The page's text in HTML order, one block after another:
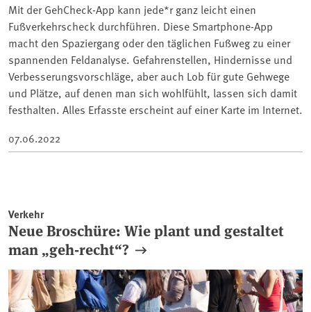
Mit der GehCheck-App kann jede*r ganz leicht einen
Fußverkehrscheck durchführen. Diese Smartphone-App
macht den Spaziergang oder den täglichen Fußweg zu einer
spannenden Feldanalyse. Gefahrenstellen, Hindernisse und
Verbesserungsvorschläge, aber auch Lob für gute Gehwege
und Plätze, auf denen man sich wohlfühlt, lassen sich damit
festhalten. Alles Erfasste erscheint auf einer Karte im Internet.
07.06.2022
Verkehr
Neue Broschüre: Wie plant und gestaltet
man „geh-recht“?